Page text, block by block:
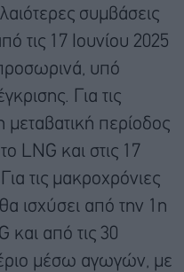
συμβάσεις
τις 17 Ιουνίου 2025
υπό
Για τις
μεταβατική περίοδος
LNG και στις 17
τις μακροχρόνιες
ισχύσει από την 1η
και από τις 30
μέσω αγωγών, με